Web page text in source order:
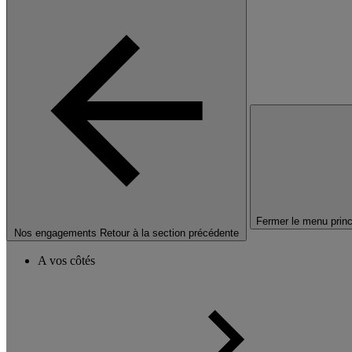
Nos engagements Retour à la section précédente
Fermer le menu
A vos côtés